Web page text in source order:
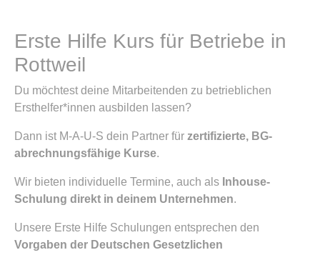
Erste Hilfe Kurs für Betriebe in
Rottweil
Du möchtest deine Mitarbeitenden zu betrieblichen
Ersthelfer*innen ausbilden lassen?
Dann ist M-A-U-S dein Partner für zertifizierte, BG-
abrechnungsfähige Kurse.
Wir bieten individuelle Termine, auch als Inhouse-
Schulung direkt in deinem Unternehmen.
Unsere Erste Hilfe Schulungen entsprechen den
Vorgaben der Deutschen Gesetzlichen